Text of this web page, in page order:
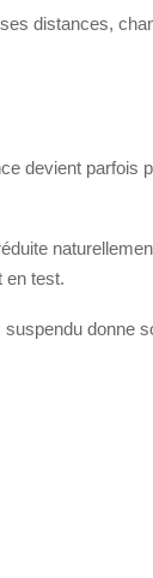
distances,
devient parfois
en test.
donne